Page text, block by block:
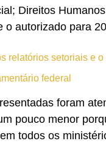
Direitos
o autorizado para
relatórios setoriais e
federal
foram
pouco menor
todos os